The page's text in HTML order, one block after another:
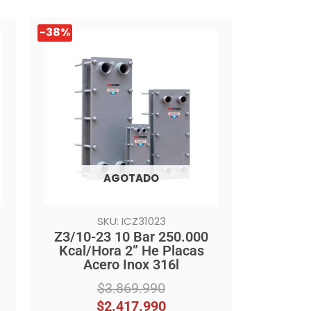
-38%
AGOTADO
SKU: ICZ31023
Z3/10-23 10 Bar 250.000
Kcal/Hora 2” He Placas
Acero Inox 316l
$3.869.990
El
precio
original
$3.869.990.
$2.417.990
El
precio
actual
$2.417.990.